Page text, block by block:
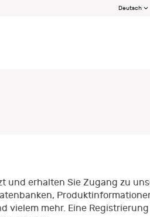
Deutsch
und erhalten Sie Zugang zu
vielem mehr. Eine